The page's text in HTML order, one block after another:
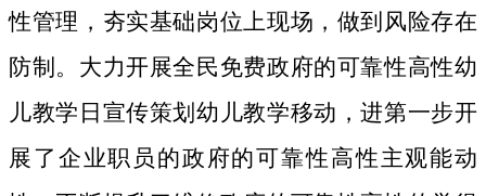
性管理，夯实基础岗位上现场，做到风险存在
防制。大力开展全民免费政府的可靠性高性幼
儿教学日宣传策划幼儿教学移动，进第一步开
展了企业职员的政府的可靠性高性主观能动